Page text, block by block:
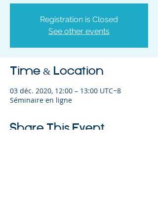
Registration is Closed
See other events
Time & Location
03 déc. 2020, 12:00 – 13:00 UTC−8
Séminaire en ligne
Share This Event